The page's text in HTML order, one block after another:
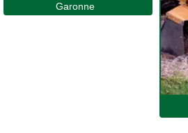
Garonne